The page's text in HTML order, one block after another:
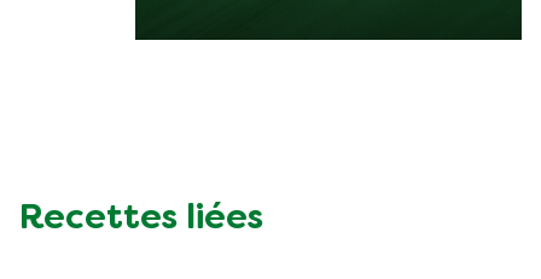
Recettes liées